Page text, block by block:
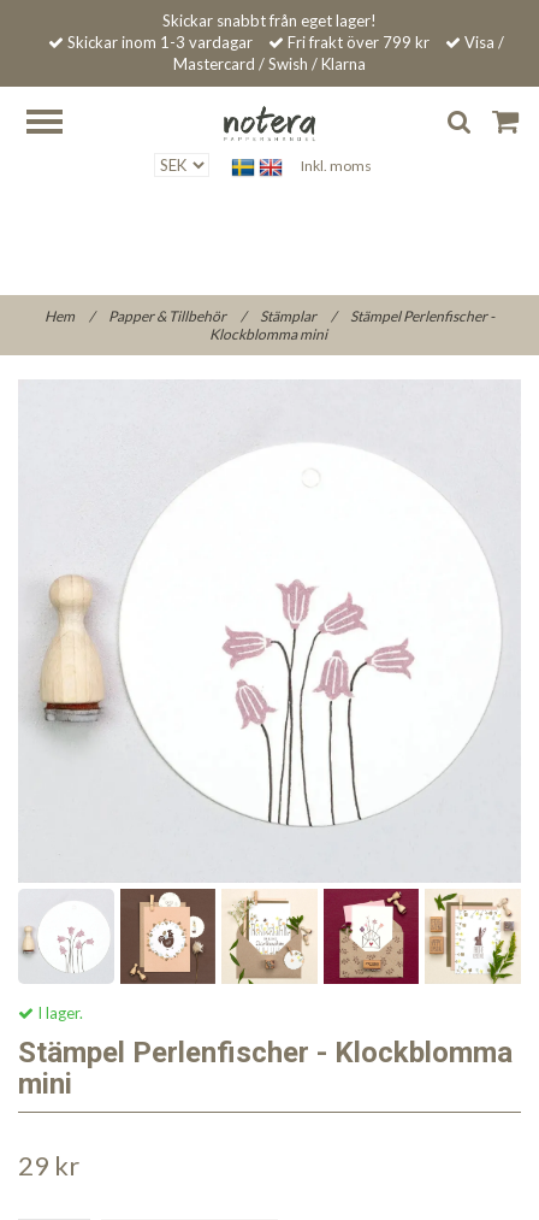
Skickar snabbt från eget lager!
Skickar inom 1-3 vardagar
Fri frakt över 799 kr
Visa /
Mastercard / Swish / Klarna
Inkl. moms
Hem / Papper & Tillbehör / Stämplar /
Stämpel Perlenfischer -
Klockblomma mini
I lager.
Stämpel Perlenfischer - Klockblomma
mini
29 kr